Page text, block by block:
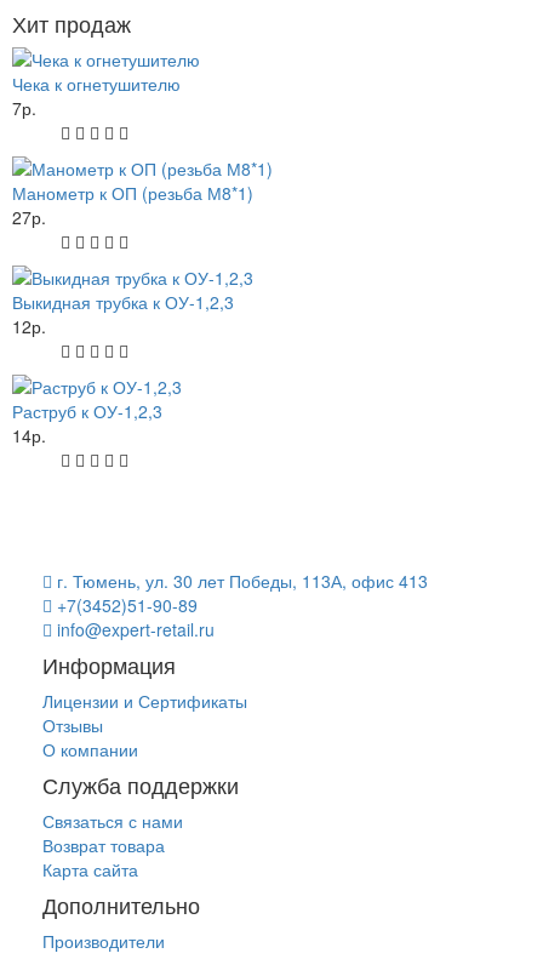
Хит продаж
Чека к огнетушителю
7р.
Манометр к ОП (резьба М8*1)
27р.
Выкидная трубка к ОУ-1,2,3
12р.
Раструб к ОУ-1,2,3
14р.
г. Тюмень, ул. 30 лет Победы, 113А, офис 413
+7(3452)51-90-89
info@expert-retail.ru
Информация
Лицензии и Сертификаты
Отзывы
О компании
Служба поддержки
Связаться с нами
Возврат товара
Карта сайта
Дополнительно
Производители